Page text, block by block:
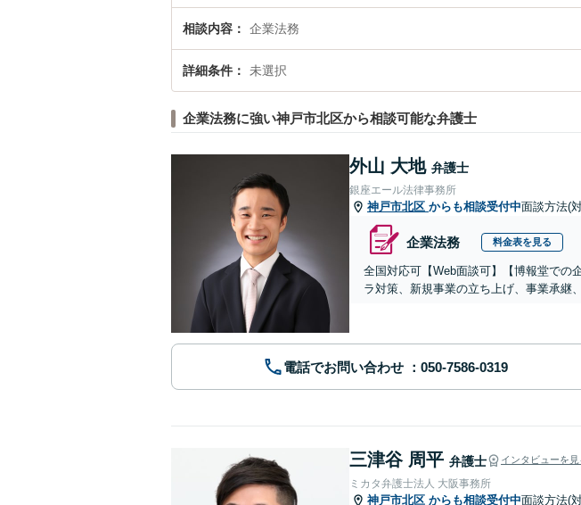
相談内容 企業法務
詳細条件 未選択
企業法務に強い神戸市北区から相談可能な弁護士
外山 大地 弁護士
銀座エール法律事務所
神戸市北区 からも相談受付中面談方法(
企業法務 料金表を見る
全国対応可【Web面談可】【博報堂での
ラ対策、新規事業の立ち上げ、事業承継
電話でお問い合わせ
三津谷 周平 弁護士 インタビューを見
ミカタ弁護士法人 大阪事務所
神戸市北区 からも相談受付中面談方法(